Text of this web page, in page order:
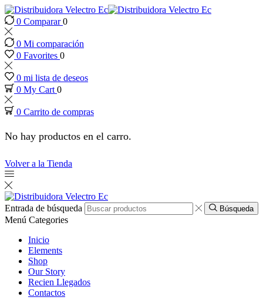
panel
panel
paketleri
0 Comparar0
0 Mi comparación
0 Favorites 0
0 mi lista de deseos
0 My Cart 0
0 Carrito de compras
No hay productos en el carro.
Volver a la Tienda
Entrada de búsqueda Búsqueda
Menú Categories
Inicio
Elements
Shop
Our Story
Recien Llegados
Contactos